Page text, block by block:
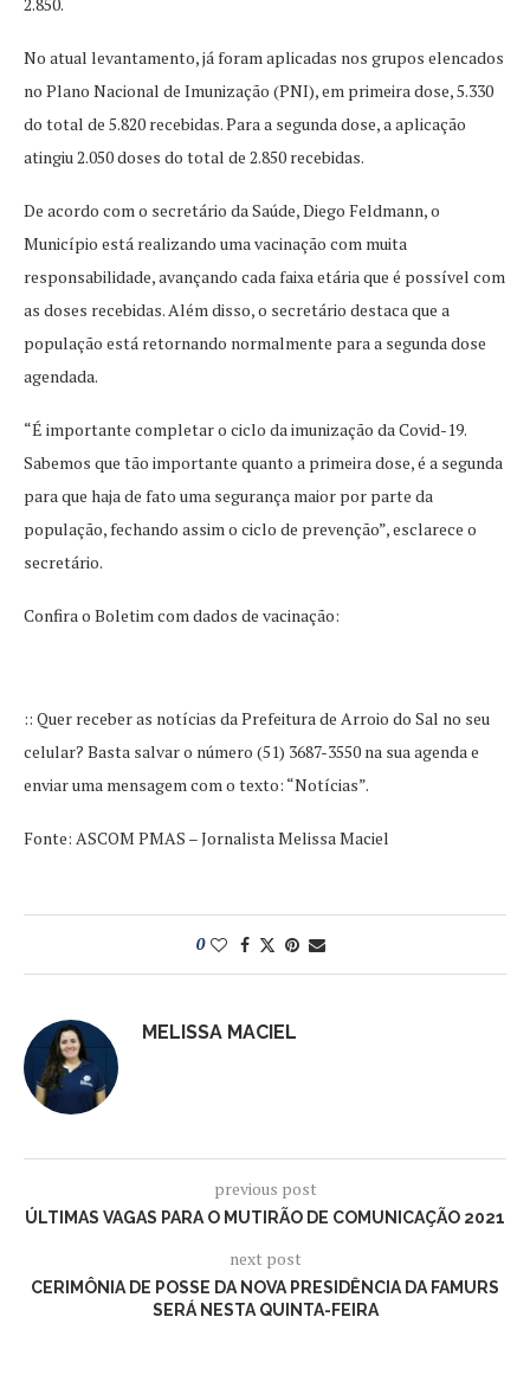
No atual levantamento, já foram aplicadas nos grupos elencados
no Plano Nacional de Imunização (PNI), em primeira dose, 5.330
do total de 5.820 recebidas. Para a segunda dose, a aplicação
atingiu 2.050 doses do total de 2.850 recebidas.
De acordo com o secretário da Saúde, Diego Feldmann, o
Município está realizando uma vacinação com muita
responsabilidade, avançando cada faixa etária que é possível com
as doses recebidas. Além disso, o secretário destaca que a
população está retornando normalmente para a segunda dose
agendada.
“É importante completar o ciclo da imunização da Covid-19.
Sabemos que tão importante quanto a primeira dose, é a segunda
para que haja de fato uma segurança maior por parte da
população, fechando assim o ciclo de prevenção”, esclarece o
secretário.
Confira o Boletim com dados de vacinação:
:: Quer receber as notícias da Prefeitura de Arroio do Sal no seu
celular? Basta salvar o número (51) 3687-3550 na sua agenda e
enviar uma mensagem com o texto: “Notícias”.
Fonte: ASCOM PMAS – Jornalista Melissa Maciel
0
MELISSA MACIEL
previous post
ÚLTIMAS VAGAS PARA O MUTIRÃO DE COMUNICAÇÃO 2021
next post
CERIMÔNIA DE POSSE DA NOVA PRESIDÊNCIA DA FAMURS
SERÁ NESTA QUINTA-FEIRA